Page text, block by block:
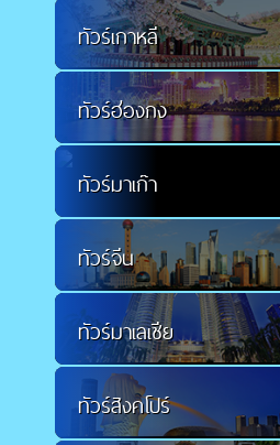
ทัวร์เกาหลี
ทัวร์ฮ่องกง
ทัวร์มาเก๊า
ทัวร์จีน
ทัวร์มาเลเซีย
ทัวร์สิงคโปร์